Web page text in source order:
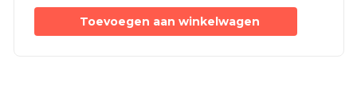
Toevoegen aan winkelwagen